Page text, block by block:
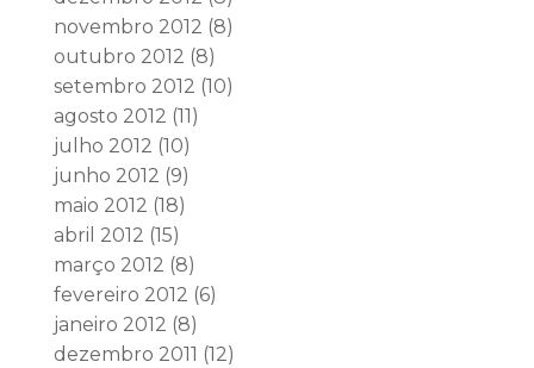
novembro 2012 (8)
outubro 2012 (8)
setembro 2012 (10)
agosto 2012 (11)
julho 2012 (10)
junho 2012 (9)
maio 2012 (18)
abril 2012 (15)
março 2012 (8)
fevereiro 2012 (6)
janeiro 2012 (8)
dezembro 2011 (12)